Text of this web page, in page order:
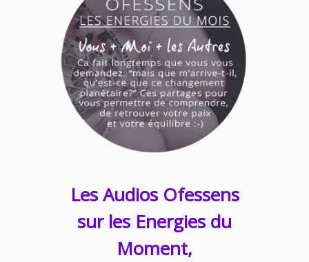
Les Audios Ofessens
sur les Energies du
Moment,